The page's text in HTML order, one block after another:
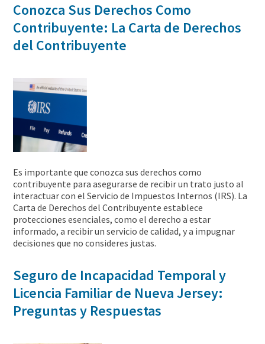
Conozca Sus Derechos Como
Contribuyente: La Carta de Derechos
del Contribuyente
Es importante que conozca sus derechos como
contribuyente para asegurarse de recibir un trato justo al
interactuar con el Servicio de Impuestos Internos (IRS). La
Carta de Derechos del Contribuyente establece
protecciones esenciales, como el derecho a estar
informado, a recibir un servicio de calidad, y a impugnar
decisiones que no consideres justas.
Seguro de Incapacidad Temporal y
Licencia Familiar de Nueva Jersey:
Preguntas y Respuestas